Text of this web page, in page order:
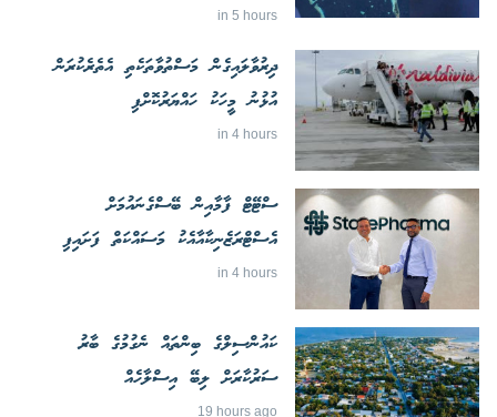
in 5 hours
ދިރުވާލައިގެން މަސްތުވާތަކެތި އެތެރެކުރަން
އުޅުނު މީހަކު ހައްޔަރުކޮށްފި
in 4 hours
ސްޓޭޓް ފާމާއިން ބޭސްގެނައުމަށް
އެސްޓްރަޒެނިކާއާއެކު މަސައްކަތް ފަށައިފި
in 4 hours
ކައުންސިލްގެ ބިންތައް ނެގުމުގެ ބާރު
ސަރުކާރަށް ލިބޭ އިސްލާހެއް
19 hours ago